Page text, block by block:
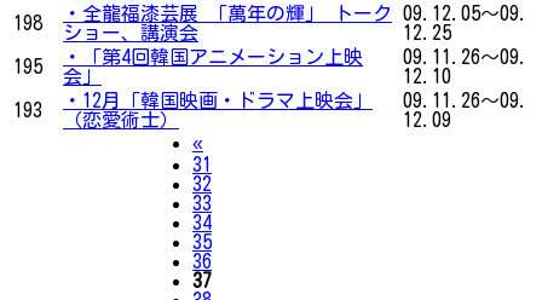
198
・全龍福漆芸展 「萬年の輝」 トーク
ショー、講演会
09.12.05～09.
12.25
195
・「第4回韓国アニメーション上映
会」
09.11.26～09.
12.10
193
・12月「韓国映画・ドラマ上映会」
（恋愛術士）
09.11.26～09.
12.09
«Previous
31
32
33
34
35
36
37